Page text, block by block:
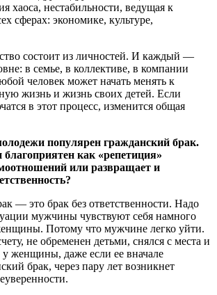
хаоса, нестабильности, ведущая к
сферах: экономике, культуре,
состоит из личностей. И каждый —
в семье, в коллективе, в компании
человек может начать менять к
жизнь и жизнь своих детей. Если
в этот процесс, изменится общая
популярен гражданский брак.
как «репетиция»
или развращает и
— это брак без ответственности. Надо
мужчины чувствуют себя намного
Потому что мужчине легко уйти.
не обременен детьми, снялся с места и
женщины, даже если ее вначале
брак, через пару лет возникнет